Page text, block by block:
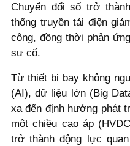
Chuyển đổi số trở
thống truyền tải điện
công, đồng thời phản
sự cố.
Từ thiết bị bay không
(AI), dữ liệu lớn (Big
xa đến định hướng phát
một chiều cao áp
trở thành động lực